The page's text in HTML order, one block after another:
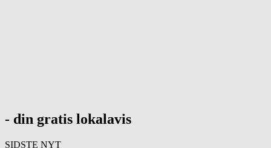
- din gratis lokalavis
SIDSTE NYT